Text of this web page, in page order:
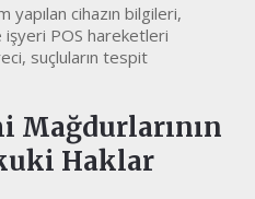
cihazın bilgileri,
işyeri POS hareketleri
suçluların tespit
Mağdurlarının
Haklar